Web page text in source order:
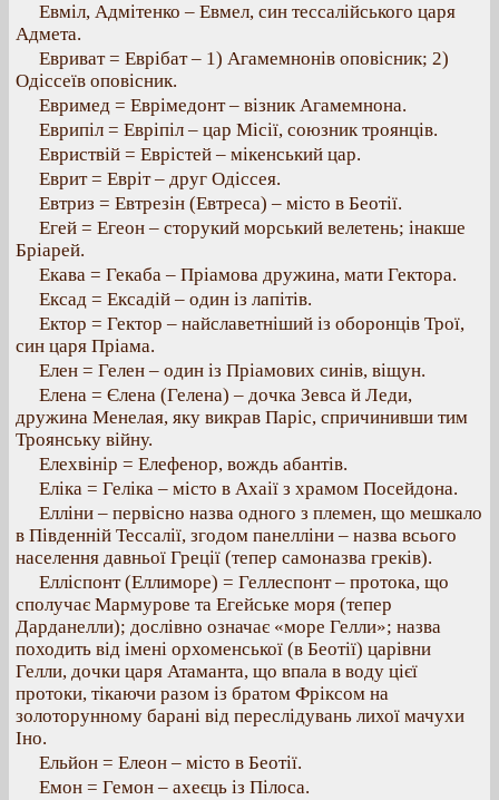
Евміл, Адмітенко – Евмел, син тессалійського царя
Адмета.
Евриват = Еврібат – 1) Агамемнонів оповісник; 2)
Одіссеїв оповісник.
Евримед = Еврімедонт – візник Агамемнона.
Еврипіл = Евріпіл – цар Місії, союзник троянців.
Евриствій = Еврістей – мікенський цар.
Еврит = Евріт – друг Одіссея.
Евтриз = Евтрезін (Евтреса) – місто в Беотії.
Егей = Егеон – сторукий морський велетень; інакше
Бріарей.
Екава = Гекаба – Пріамова дружина, мати Гектора.
Ексад = Ексадій – один із лапітів.
Ектор = Гектор – найславетніший із оборонців Трої,
син царя Пріама.
Елен = Гелен – один із Пріамових синів, віщун.
Елена = Єлена (Гелена) – дочка Зевса й Леди,
дружина Менелая, яку викрав Паріс, спричинивши тим
Троянську війну.
Елехвінір = Елефенор, вождь абантів.
Еліка = Геліка – місто в Ахаії з храмом Посейдона.
Елліни – первісно назва одного з племен, що мешкало
в Південній Тессалії, згодом панелліни – назва всього
населення давньої Греції (тепер самоназва греків).
Елліспонт (Еллиморе) = Геллеспонт – протока, що
сполучає Мармурове та Егейське моря (тепер
Дарданелли); дослівно означає «море Гелли»; назва
походить від імені орхоменської (в Беотії) царівни
Гелли, дочки царя Атаманта, що впала в воду цієї
протоки, тікаючи разом із братом Фріксом на
золоторунному барані від переслідувань лихої мачухи
Іно.
Ельйон = Елеон – місто в Беотії.
Емон = Гемон – ахеєць із Пілоса.